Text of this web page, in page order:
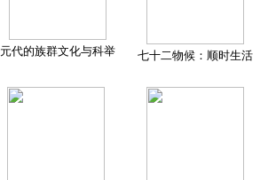
元代的族群文化与科举 七十二物候：顺时生活